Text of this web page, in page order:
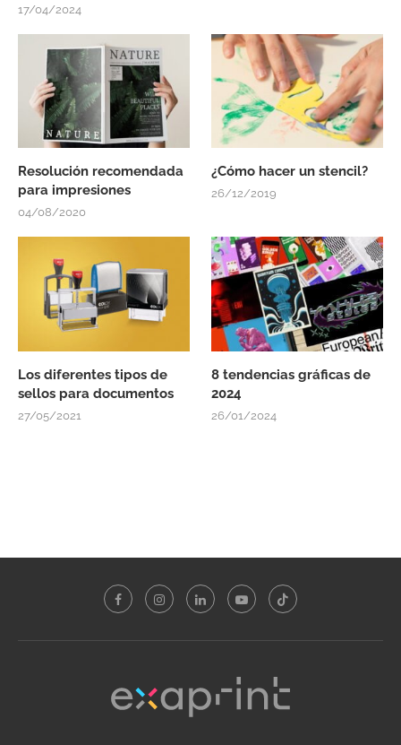
17/04/2024
Resolución recomendada
para impresiones
04/08/2020
¿Cómo hacer un stencil?
26/12/2019
Los diferentes tipos de
sellos para documentos
27/05/2021
8 tendencias gráficas de
2024
26/01/2024